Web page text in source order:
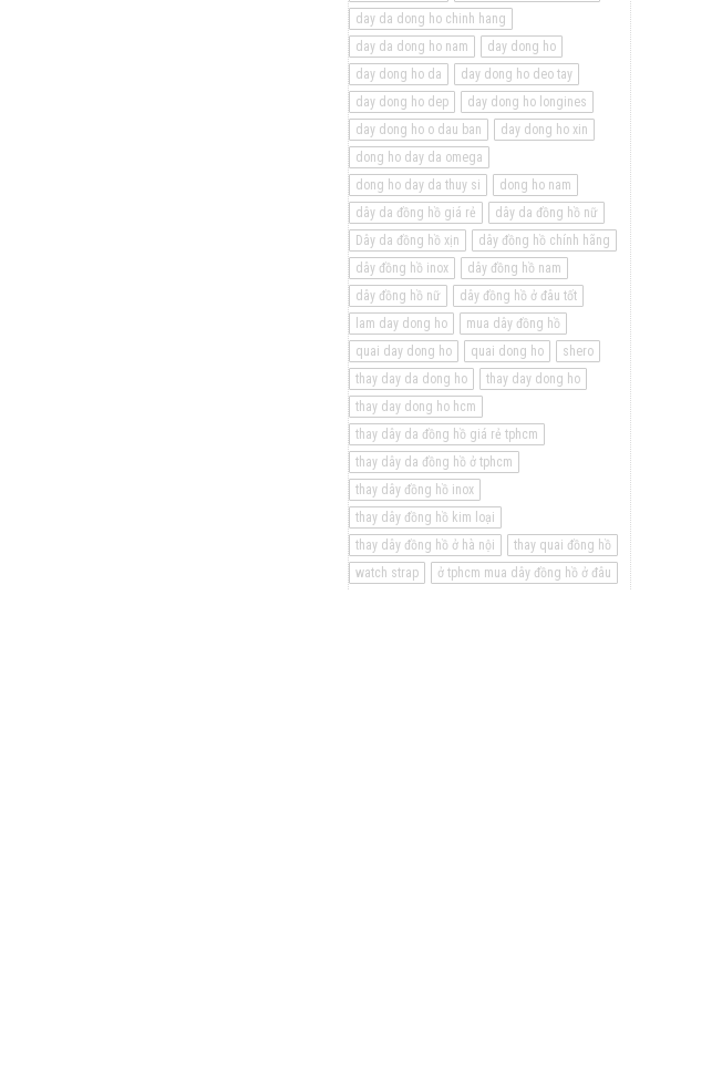
day da dong ho chinh hang
day da dong ho nam
day dong ho
day dong ho da
day dong ho deo tay
day dong ho dep
day dong ho longines
day dong ho o dau ban
day dong ho xin
dong ho day da omega
dong ho day da thuy si
dong ho nam
dây da đồng hồ giá rẻ
dây da đồng hồ nữ
Dây da đồng hồ xịn
dây đồng hồ chính hãng
dây đồng hồ inox
dây đồng hồ nam
dây đồng hồ nữ
dây đồng hồ ở đâu tốt
lam day dong ho
mua dây đồng hồ
quai day dong ho
quai dong ho
shero
thay day da dong ho
thay day dong ho
thay day dong ho hcm
thay dây da đồng hồ giá rẻ tphcm
thay dây da đồng hồ ở tphcm
thay dây đồng hồ inox
thay dây đồng hồ kim loại
thay dây đồng hồ ở hà nội
thay quai đồng hồ
watch strap
ở tphcm mua dây đồng hồ ở đâu